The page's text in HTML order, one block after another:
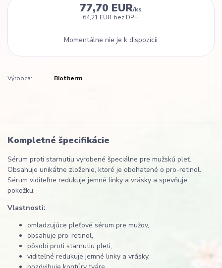
77,70 EUR/ks
64,21 EUR bez DPH
Momentálne nie je k dispozícii
Výrobca: Biotherm
Kompletné špecifikácie
Sérum proti starnutiu vyrobené špeciálne pre mužskú pleť.
Obsahuje unikátne zloženie, ktoré je obohatené o pro-retinol.
Sérum viditeľne redukuje jemné linky a vrásky a spevňuje
pokožku.
Vlastnosti:
omladzujúce pleťové sérum pre mužov,
obsahuje pro-retinol,
pôsobí proti starnutiu pleti,
viditeľné redukuje jemné linky a vrásky,